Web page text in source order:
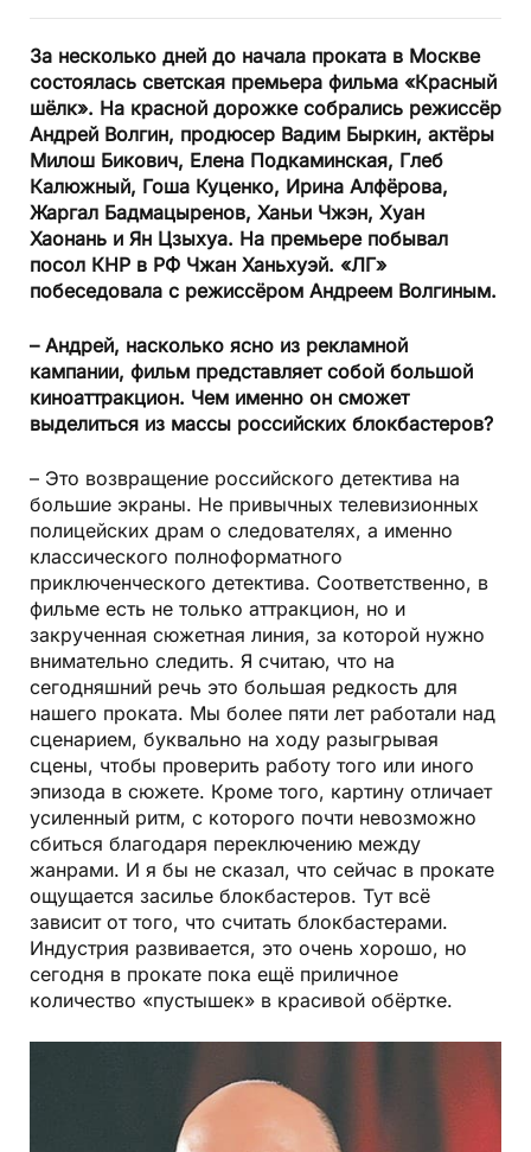
За несколько дней до начала проката в Москве
состоялась светская премьера фильма «Красный
шёлк». На красной дорожке собрались режиссёр
Андрей Волгин, продюсер Вадим Быркин, актёры
Милош Бикович, Елена Подкаминская, Глеб
Калюжный, Гоша Куценко, Ирина Алфёрова,
Жаргал Бадмацыренов, Ханьи Чжэн, Хуан
Хаонань и Ян Цзыхуа. На премьере побывал
посол КНР в РФ Чжан Ханьхуэй. «ЛГ»
побеседовала с режиссёром Андреем Волгиным.
– Андрей, насколько ясно из рекламной
кампании, фильм представляет собой большой
киноаттракцион. Чем именно он сможет
выделиться из массы российских блокбастеров?
– Это возвращение российского детектива на
большие экраны. Не привычных телевизионных
полицейских драм о следователях, а именно
классического полноформатного
приключенческого детектива. Соответственно, в
фильме есть не только аттракцион, но и
закрученная сюжетная линия, за которой нужно
внимательно следить. Я считаю, что на
сегодняшний речь это большая редкость для
нашего проката. Мы более пяти лет работали над
сценарием, буквально на ходу разыгрывая
сцены, чтобы проверить работу того или иного
эпизода в сюжете. Кроме того, картину отличает
усиленный ритм, с которого почти невозможно
сбиться благодаря переключению между
жанрами. И я бы не сказал, что сейчас в прокате
ощущается засилье блокбастеров. Тут всё
зависит от того, что считать блокбастерами.
Индустрия развивается, это очень хорошо, но
сегодня в прокате пока ещё приличное
количество «пустышек» в красивой обёртке.